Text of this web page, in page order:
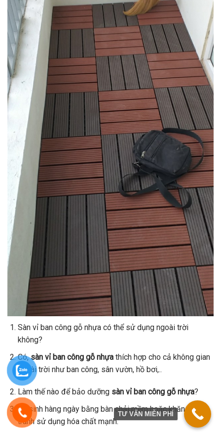
Sàn vỉ ban công gỗ nhựa có thể sử dụng ngoài trời
không?
Có,sàn vỉ ban công gỗ nhựathích hợp cho cả không gian
ngoài trời như ban công, sân vườn, hồ bơi,..
Làm thế nào để bảo dưỡng sàn vỉ ban công gỗ nhựa?
Vệ sinh hàng ngày bằng bàn chải mềm hoặc khăn ẩm,
tránh sử dụng hóa chất mạnh.
TƯ VẤN MIỄN PHÍ